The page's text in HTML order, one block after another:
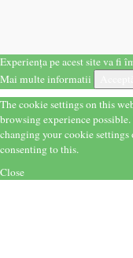
Experiența pe acest site va fi
Mai multe informatii
The cookie settings on this
browsing experience
changing your cookie
consenting to this.
Close